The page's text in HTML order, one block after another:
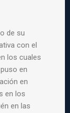
de su
con el
los cuales
en
en
en los
en las